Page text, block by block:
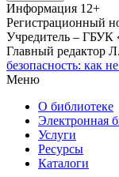
Информация 12+
Регистрационный
Учредитель – ГБУК
Главный редактор
безопасность: как
Меню
О библиотеке
Электронная
Услуги
Ресурсы
Каталоги